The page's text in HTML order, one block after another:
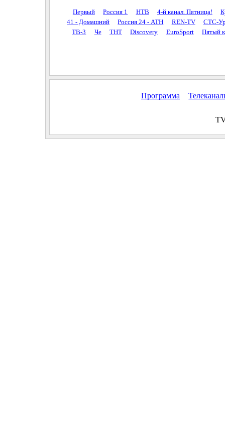
Первый Россия 1 НТВ 4-й канал. Пятница!
41 - Домашний
Россия 24 - АТН REN-TV
СТС-
ТВ-3
Че ТНТ Discovery EuroSport Пятый
Программа